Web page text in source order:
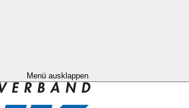
Menü ausklappen